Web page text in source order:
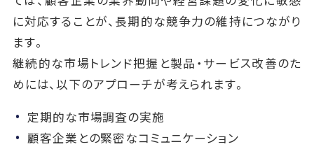
に対応することが、長期的な競争力の維持につながり
ます。
継続的な市場トレンド把握と製品・サービス改善のた
めには、以下のアプローチが考えられます。
定期的な市場調査の実施
顧客企業との緊密なコミュニケーション